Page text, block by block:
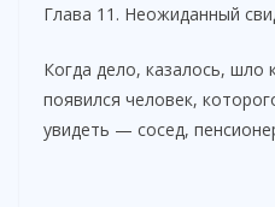
Глава 11. Неожиданный
Когда дело, казалось, шло
появился человек,
увидеть — сосед,